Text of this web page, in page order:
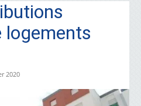
logements
2020